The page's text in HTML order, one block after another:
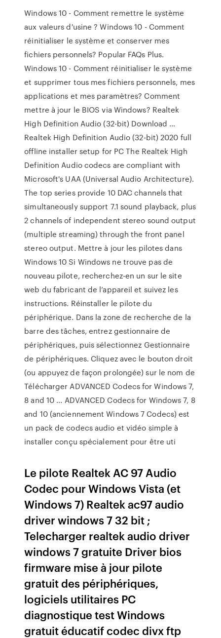
Windows 10 - Comment remettre le système
aux valeurs d'usine ? Windows 10 - Comment
réinitialiser le système et conserver mes
fichiers personnels? Popular FAQs Plus.
Windows 10 - Comment réinitialiser le système
et supprimer tous mes fichiers personnels, mes
applications et mes paramètres? Comment
mettre à jour le BIOS via Windows? Realtek
High Definition Audio (32-bit) Download …
Realtek High Definition Audio (32-bit) 2020 full
offline installer setup for PC The Realtek High
Definition Audio codecs are compliant with
Microsoft's UAA (Universal Audio Architecture).
The top series provide 10 DAC channels that
simultaneously support 7.1 sound playback, plus
2 channels of independent stereo sound output
(multiple streaming) through the front panel
stereo output. Mettre à jour les pilotes dans
Windows 10 Si Windows ne trouve pas de
nouveau pilote, recherchez-en un sur le site
web du fabricant de l’appareil et suivez les
instructions. Réinstaller le pilote du
périphérique. Dans la zone de recherche de la
barre des tâches, entrez gestionnaire de
périphériques, puis sélectionnez Gestionnaire
de périphériques. Cliquez avec le bouton droit
(ou appuyez de façon prolongée) sur le nom de
Télécharger ADVANCED Codecs for Windows 7,
8 and 10 ... ADVANCED Codecs for Windows 7, 8
and 10 (anciennement Windows 7 Codecs) est
un pack de codecs audio et vidéo simple à
installer conçu spécialement pour être uti
Le pilote Realtek AC 97 Audio
Codec pour Windows Vista (et
Windows 7) Realtek ac97 audio
driver windows 7 32 bit ;
Telecharger realtek audio driver
windows 7 gratuite Driver bios
firmware mise à jour pilote
gratuit des périphériques,
logiciels utilitaires PC
diagnostique test Windows
gratuit éducatif codec divx ftp